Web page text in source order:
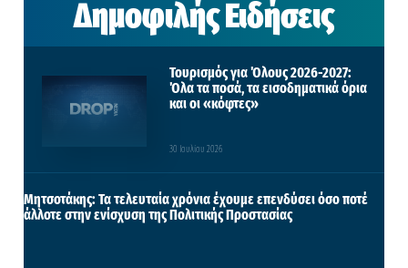
Δημοφιλής Ειδήσεις
Τουρισμός για Όλους 2026-2027:
Όλα τα ποσά, τα εισοδηματικά όρια
και οι «κόφτες»
30 Ιουλίου 2026
Μητσοτάκης: Τα τελευταία χρόνια έχουμε επενδύσει όσο ποτέ
άλλοτε στην ενίσχυση της Πολιτικής Προστασίας